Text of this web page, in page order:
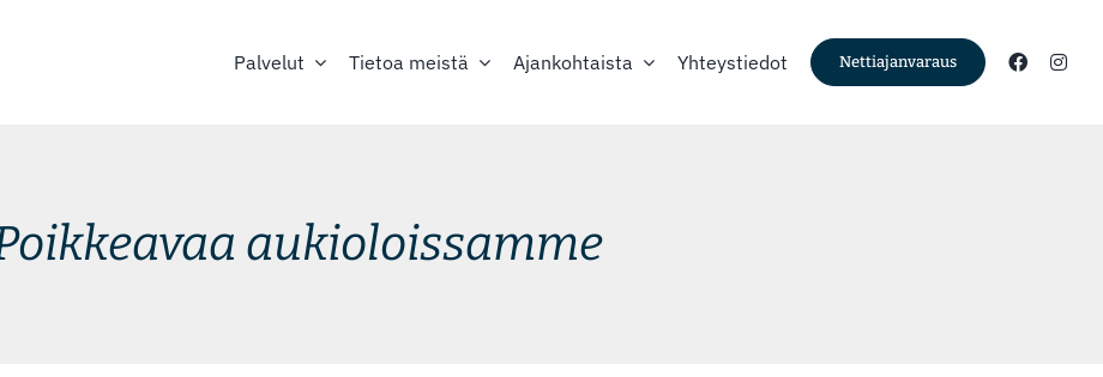
Palvelut Tietoa meistä Ajankohtaista Yhteystiedot Nettiajanvaraus
aukioloissamme